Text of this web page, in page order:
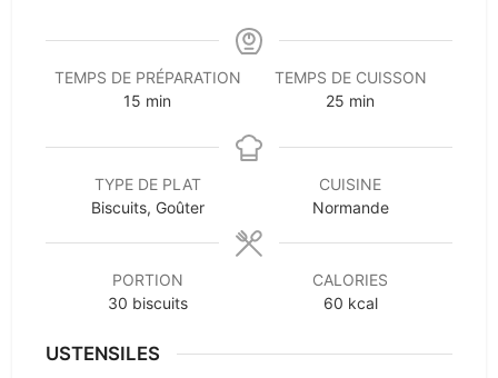
TEMPS DE PRÉPARATION
15 minutes
min
TEMPS DE CUISSON
25 minutes
min
TYPE DE PLAT
Biscuits, Goûter
CUISINE
Normande
PORTION
30 biscuits
CALORIES
60 kcal
USTENSILES